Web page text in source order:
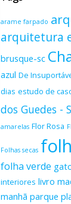
arame farpado
arquitetura
brusque-sc
azul De
dias estudo de
dos Guedes -
amarelas Flor Rosa
Folhas secas
folha verde
interiores livro
manhã parque